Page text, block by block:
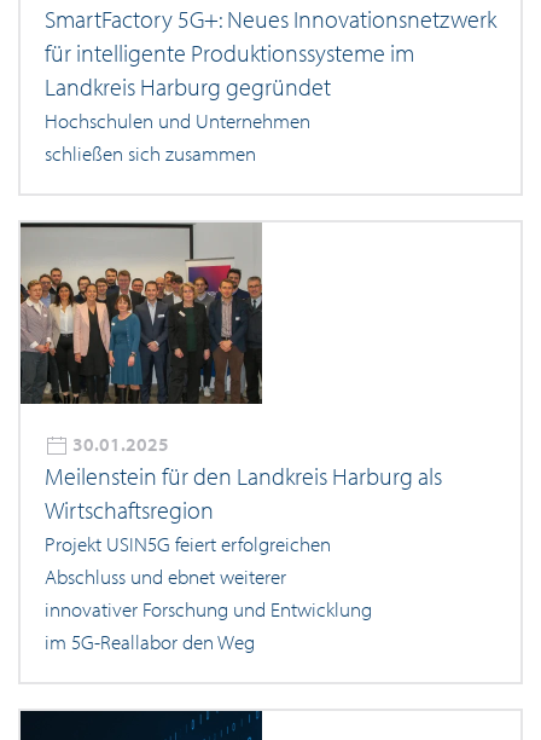
SmartFactory 5G+: Neues Innovationsnetzwerk
für intelligente Produktionssysteme im
Landkreis Harburg gegründet
Hochschulen und Unternehmen
schließen sich zusammen
30.01.2025
Meilenstein für den Landkreis Harburg als
Wirtschaftsregion
Projekt USIN5G feiert erfolgreichen
Abschluss und ebnet weiterer
innovativer Forschung und Entwicklung
im 5G-Reallabor den Weg